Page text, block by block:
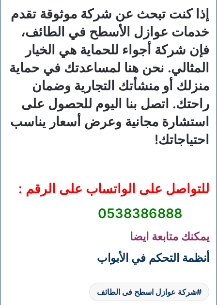
إذا كنت تبحث عن شركة موثوقة تقدم
خدمات عوازل الأسطح في الطائف،
فإن شركة أجواء للحماية هي الخيار
المثالي. نحن هنا لمساعدتك في حماية
منزلك أو منشأتك التجارية وضمان
راحتك. اتصل بنا اليوم للحصول على
استشارة مجانية وعرض أسعار يناسب
احتياجاتك!
للتواصل على الواتساب على الرقم :
يمكنك متابعة ايضا
أنظمة التحكم في الأبواب
شركة عوازل اسطح فى الطائف